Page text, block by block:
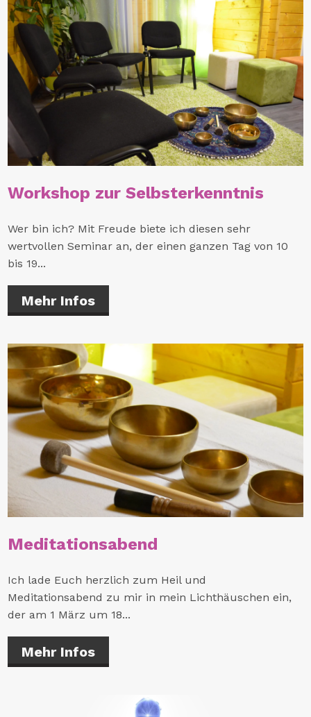
Workshop zur Selbsterkenntnis
Wer bin ich? Mit Freude biete ich diesen sehr
wertvollen Seminar an, der einen ganzen Tag von 10
bis 19...
Mehr Infos
Meditationsabend
Ich lade Euch herzlich zum Heil und
Meditationsabend zu mir in mein Lichthäuschen ein,
der am 1 März um 18...
Mehr Infos